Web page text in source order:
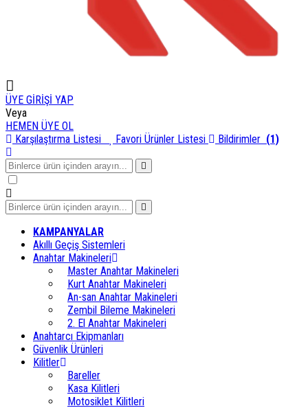
ÜYE GİRİŞİ YAP
Veya
HEMEN ÜYE OL
Karşılaştırma Listesi
Favori Ürünler Listesi Bildirimler (1)
KAMPANYALAR
Akıllı Geçiş Sistemleri
Anahtar Makineleri
Master Anahtar Makineleri
Kurt Anahtar Makineleri
An-san Anahtar Makineleri
Zembil Bileme Makineleri
2. El Anahtar Makineleri
Anahtarcı Ekipmanları
Güvenlik Ürünleri
Kilitler
Bareller
Kasa Kilitleri
Motosiklet Kilitleri